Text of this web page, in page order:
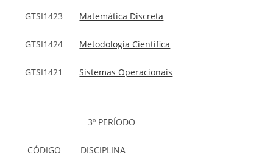
GTSI1423 Matemática Discreta
GTSI1424 Metodologia Científica
GTSI1421 Sistemas Operacionais
3º PERÍODO
CÓDIGO DISCIPLINA